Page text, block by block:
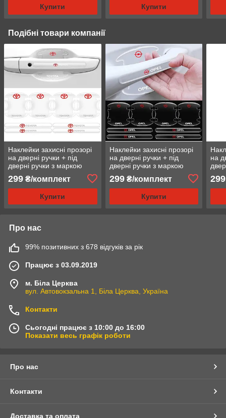
Купити Купити
Подібні товари компанії
Наклейки захисні прозорі
на дверні ручки + під
дверні ручки з маркою
подряпин
299 ₴/комплект
Купити
Наклейки захисні прозорі
на дверні ручки + під
дверні ручки з маркою
подряпин
299₴/комплект
Купити
на
299
Про нас
99% позитивних з 678 відгуків за рік
Працює з 03.09.2019
м. Біла Церква
вул. Автовокзальна 1, Біла Церква, Україна
Контакти
Сьогодні працює з 10:00 до 16:00
Показати весь графік роботи
Про нас
Контакти
Доставка та оплата